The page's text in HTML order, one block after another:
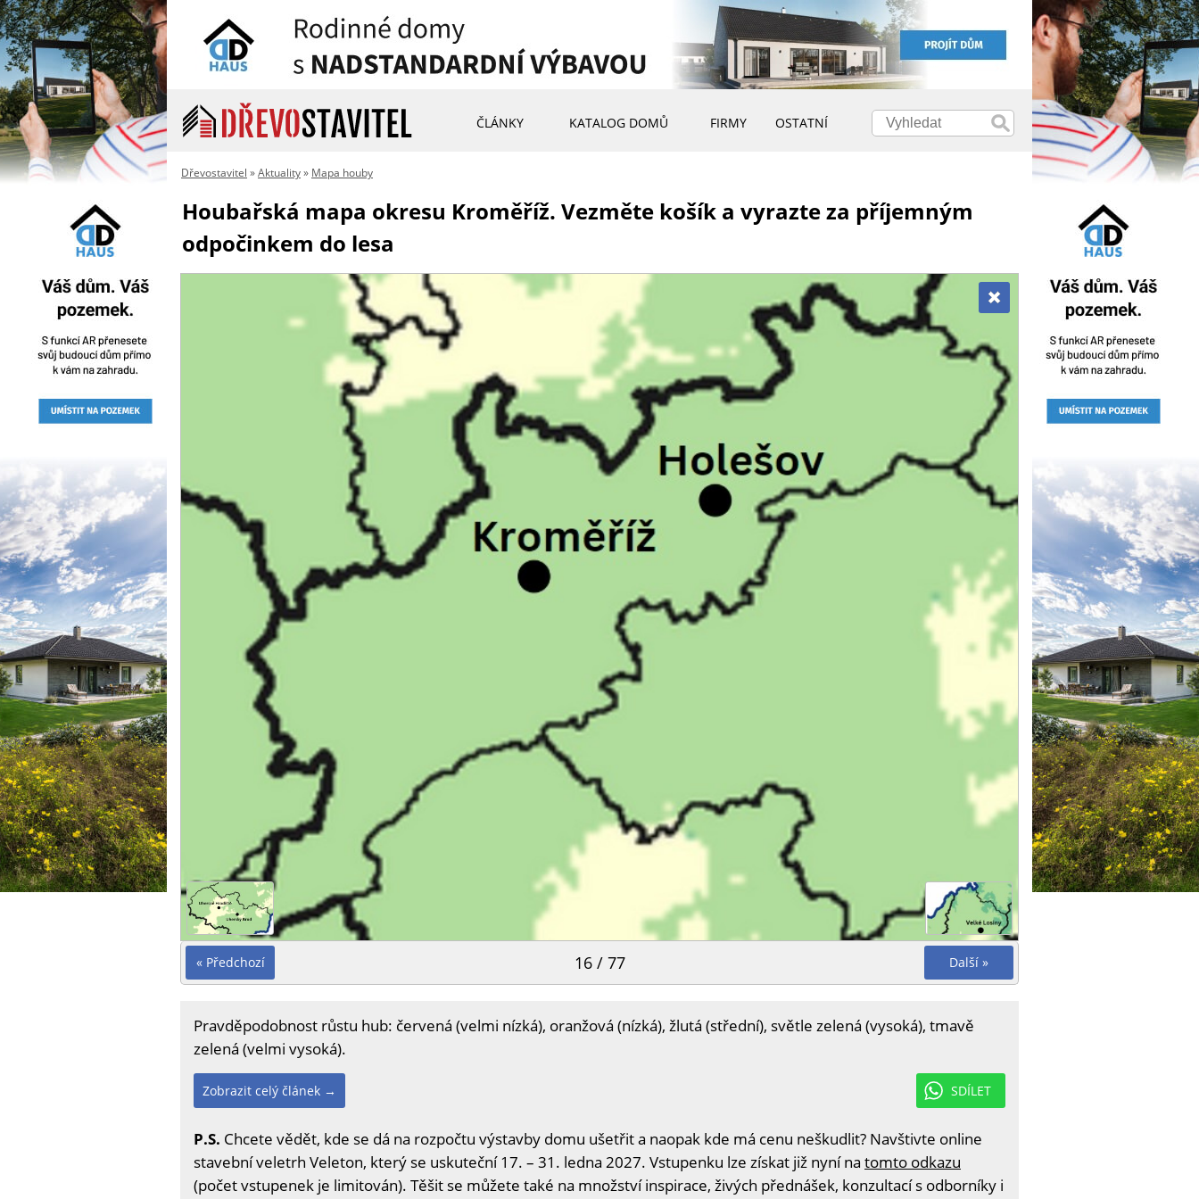
ČLÁNKY KATALOG DOMŮ FIRMY OSTATNÍ
Dřevostavitel »Aktuality» Mapa houby
Houbařská mapa okresu Kroměříž. Vezměte košík a vyrazte za příjemným
odpočinkem do lesa
« Předchozí Další »
16 / 77
Pravděpodobnost růstu hub: červená (velmi nízká), oranžová (nízká), žlutá (střední), světle zelená (vysoká), tmavě
zelená (velmi vysoká).
SDÍLET
Zobrazit celý článek →
P.S. Chcete vědět, kde se dá na rozpočtu výstavby domu ušetřit a naopak kde má cenu neškudlit? Navštivte online
stavební veletrh Veleton, který se uskuteční 17. – 31. ledna 2027. Vstupenku lze získat již nyní na tomto odkazu
(počet vstupenek je limitován). Těšit se můžete také na množství inspirace, živých přednášek, konzultací s odborníky i